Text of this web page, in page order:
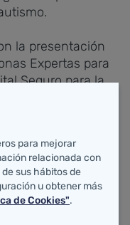
la presentación
Expertas para
Seguro para la
la psiquiatra
comité y
Marañón. El
sobre la
y estrategias
en los
para mejorar
relacionada con
sus hábitos de
u obtener más
de Cookies".